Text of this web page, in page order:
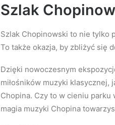
Szlak
Szlak Chopinowski to nie tylko
To także okazja, by zbliżyć się
Dzięki nowoczesnym
miłośników muzyki
Chopina. Czy to w cieniu parku
magia muzyki Chopina